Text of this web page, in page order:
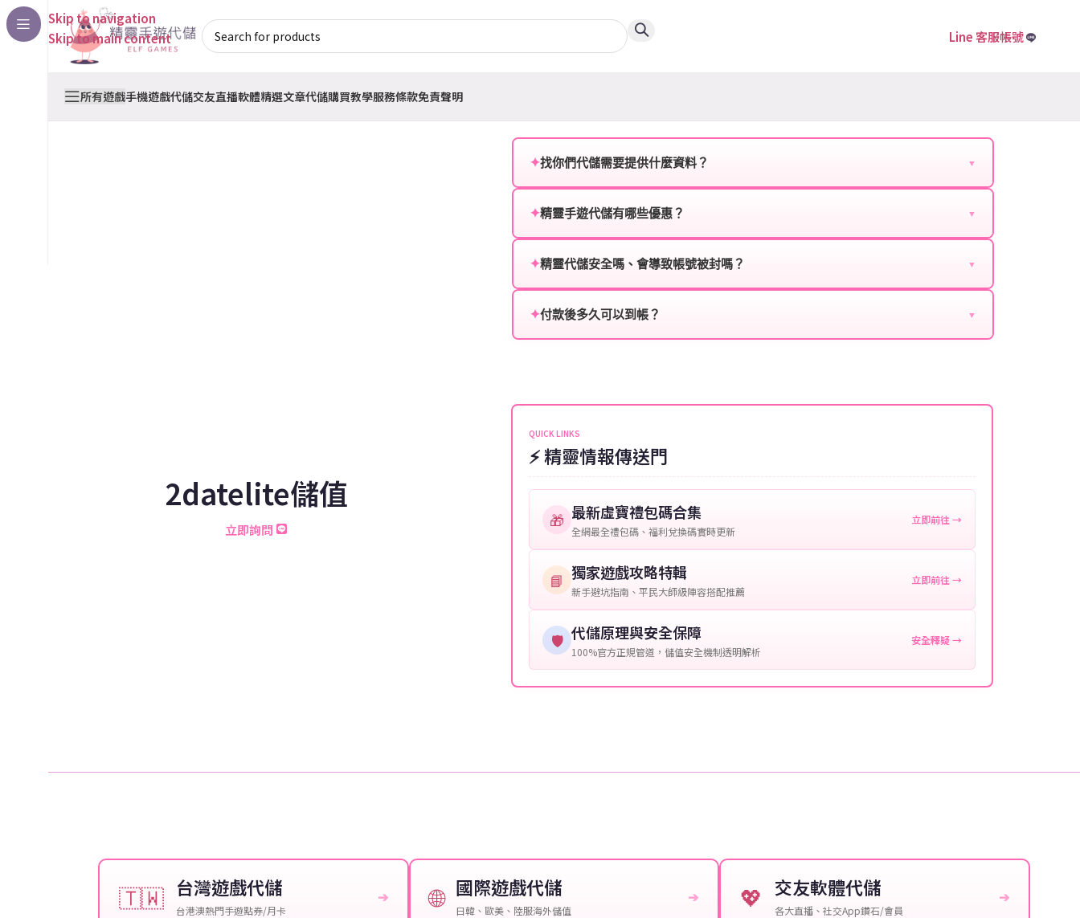
Skip to navigation
Skip to main content
Line 客服帳號
所有遊戲手機遊戲代儲交友直播軟體精選文章代儲購買教學服務條款免責聲明
2datelite儲值
立即詢問
✦找你們代儲需要提供什麼資料？ ▼
登入方式：您的遊戲登入方式（如Facebook、Google等）。
遊戲帳號：您的遊戲帳號或ID。
購買截圖：所購買商品的截圖以作確認。
提供這些信息能幫助我們更快地處理您的代儲需求，確保您盡享遊戲樂趣！
✦精靈手遊代儲有哪些優惠？ ▼
活動，儲值最低6折起，讓玩家隨時都能享有優惠價格。
✦精靈代儲安全嗎、會導致帳號被封嗎？ ▼
或異常儲值管道。您獲得的遊戲商品與官方購買的內容相同，可以安心使用。
✦付款後多久可以到帳？ ▼
QUICK LINKS
⚡ 精靈情報傳送門
🎁 最新虛寶禮包碼合集
全網最全禮包碼、福利兌換碼實時更新
立即前往 →
📘 獨家遊戲攻略特輯
新手避坑指南、平民大師級陣容搭配推薦
立即前往 →
🛡️ 代儲原理與安全保障
100%官方正規管道，儲值安全機制透明解析
安全釋疑 →
🇹🇼 台灣遊戲代儲
台港澳熱門手遊點券/月卡
➔ 🌐 國際遊戲代儲
日韓、歐美、陸服海外儲值
➔ 💖 交友軟體代儲
各大直播、社交App鑽石/會員
➔